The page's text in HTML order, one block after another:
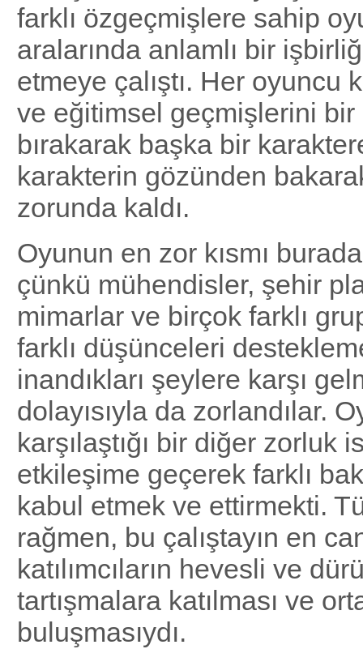
farklı özgeçmişlere sahip
aralarında anlamlı bir
etmeye çalıştı. Her oyuncu
ve eğitimsel geçmişlerini bir
bırakarak başka bir
karakterin gözünden
zorunda kaldı.
Oyunun en zor kısmı
çünkü mühendisler, şehir
mimarlar ve birçok farklı
farklı düşünceleri
inandıkları şeylere karşı
dolayısıyla da zorlandılar.
karşılaştığı bir diğer zorluk
etkileşime geçerek farklı
kabul etmek ve ettirmekti.
rağmen, bu çalıştayın en
katılımcıların hevesli ve
tartışmalara katılması ve
buluşmasıydı.